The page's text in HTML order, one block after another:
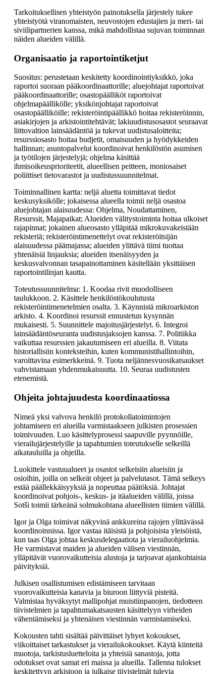
Tarkoituksellisen yhteistyön painotuksella järjestely tukee
yhteistyötä viranomaisten, neuvostojen edustajien ja meri- tai
siviilipartnerien kanssa, mikä mahdollistaa sujuvan toiminnan
näiden alueiden välillä.
Organisaatio ja raportointiketjut
Suositus: perustetaan keskitetty koordinointiyksikkö, joka
raportoi suoraan pääkoordinaattorille; aluejohtajat raportoivat
pääkoordinaattorille; osastopäälliköt raportoivat
ohjelmapäällikölle; yksikönjohtajat raportoivat
osastopäälliköille; rekisteröintipäällikkö hoitaa rekisteröinnin,
asiakirjojen ja arkistointitehtävät; lakiuudistusosastot seuraavat
liittovaltion lainsäädäntöä ja tukevat uudistusaloitteita;
resurssiosasto hoitaa budjetit, omaisuuden ja hyödykkeiden
hallinnan; asuntopalvelut koordinoivat henkilöstön asumisen
ja työtilojen järjestelyjä; ohjelma käsittää
ihmisoikeusprioriteetit, alueellisen peitteen, moniosaiset
poliittiset tietovarastot ja uudistussuunnitelmat.
Toiminnallinen kartta: neljä aluetta toimittavat tiedot
keskusyksikölle; jokaisessa alueella toimii neljä osastoa
aluejohtajan alaisuudessa: Ohjelma, Noudattaminen,
Resurssit, Majapaikat; Alueiden välitystoiminta hoitaa ulkoiset
rajapinnat; jokainen alueosasto ylläpitää mikrokuvakeistään
rekisteriä; rekisteröintimenettelyt ovat rekisteröitsijän
alaisuudessa päämajassa; alueiden ylittävä tiimi tuottaa
yhtenäisiä linjauksia; alueiden itsenäisyyden ja
keskusvalvonnan tasapainottaminen käsitellään yksittäisen
raportointilinjan kautta.
Toteutussuunnitelma: 1. Koodaa rivit muodolliseen
taulukkoon. 2. Käsittele henkilöstökoulutusta
rekisteröintimenetelmien osalta. 3. Käynnistä mikroarkiston
arkisto. 4. Koordinoi resurssit ennustetun kysynnän
mukaisesti. 5. Suunnittele majoitusjärjestelyt. 6. Integroi
lainsäädäntöseuranta uudistusjaksojen kanssa. 7. Politiikka
vaikuttaa resurssien jakautumiseen eri alueilla. 8. Viitata
historiallisiin konteksteihin, kuten kommunistihallintoihin,
varoittavina esimerkkeinä. 9. Tuota neljännesvuosikatsaukset
vahvistamaan yhdenmukaisuutta. 10. Seuraa uudistusten
etenemistä.
Ohjeita johtajuudesta koordinaatiossa
Nimeä yksi valvova henkilö protokollatoimintojen
johtamiseen eri alueilla varmistaakseen julkisten prosessien
toimivuuden. Luo käsittelyprosessi saapuville pyynnöille,
vierailujärjestelyille ja tapahtumien toteutukselle selkeillä
aikatauluilla ja ohjeilla.
Luokittele vastuualueet ja osastot selkeisiin alueisiin ja
osioihin, joilla on selkeät ohjeet ja palvelutasot. Tämä selkeys
estää päällekkäisyyksiä ja nopeuttaa päätöksiä. Johtajat
koordinoivat pohjois-, keskus- ja itäalueiden välillä, joissa
Sotši toimii tärkeänä solmukohtana alueellisten tiimien välillä.
Igor ja Olga toimivat näkyvinä ankkureina rajojen ylittävässä
koordinoinnissa. Igor vastaa itäisistä ja pohjoisista yleisöistä,
kun taas Olga johtaa keskusdelegaatiota ja vierailuohjelmia.
He varmistavat maiden ja alueiden välisen viestinnän,
ylläpitävät vuorovaikutteisia alustoja ja tarjoavat ajankohtaisia
päivityksiä.
Julkisen osallistumisen edistämiseen tarvitaan
vuorovaikutteisia kanavia ja biuroon liittyviä pisteitä.
Valmistaa hyväksytyt mallipohjat muistiinpanojen, tiedotteen
tiivistelmien ja tapahtumakatsausten käsittelyyn virheiden
vähentämiseksi ja yhtenäisen viestinnän varmistamiseksi.
Kokousten tahti sisältää päivittäiset lyhyet kokoukset,
viikoittaiset tarkastukset ja vierailukokoukset. Käytä kiinteitä
muotoja, tarkistusluetteloita ja yhteisiä sanastoja, jotta
odotukset ovat samat eri maissa ja alueilla. Tallenna tulokset
keskitettyyn arkistoon ja julkaise tiivistelmät tulevia